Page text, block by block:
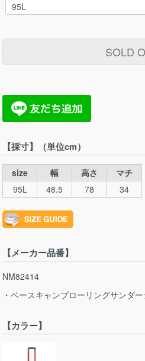
SOLD
【採寸】（単位cm）
size 幅 高さ
マチ
95L
48.5 78 34
【メーカー品番】
NM82414
・ベースキャンプローリングサンダ
【カラー】